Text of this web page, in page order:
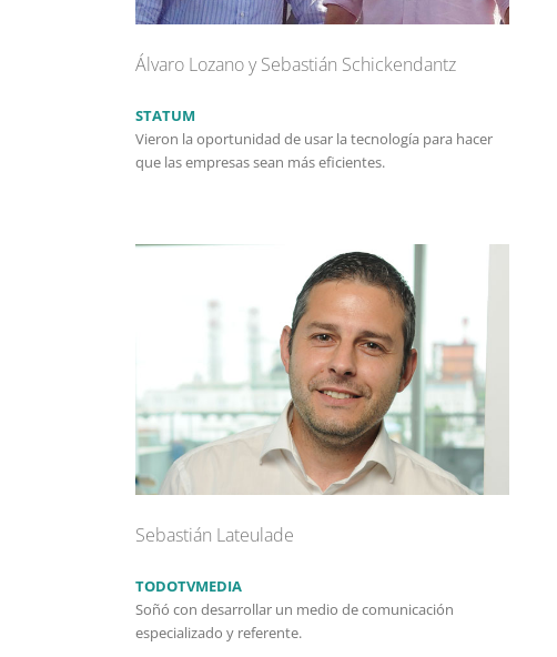
Álvaro Lozano y Sebastián Schickendantz
STATUM
Vieron la oportunidad de usar la tecnología para hacer
que las empresas sean más eficientes.
Sebastián Lateulade
TODOTVMEDIA
Soñó con desarrollar un medio de comunicación
especializado y referente.